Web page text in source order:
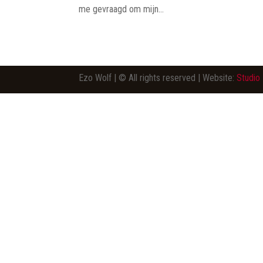
me gevraagd om mijn...
Ezo Wolf | © All rights reserved | Website:Studio